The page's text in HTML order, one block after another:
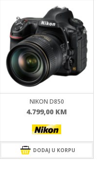
NIKON D850
4.799,00 KM
DODAJ U KORPU